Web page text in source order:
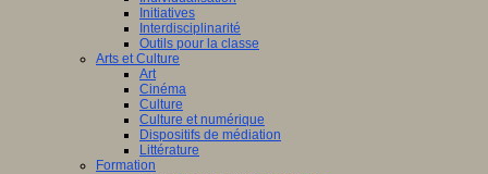
Initiatives
Interdisciplinarité
Outils pour la classe
Arts et Culture
Art
Cinéma
Culture
Culture et numérique
Dispositifs de médiation
Littérature
Formation